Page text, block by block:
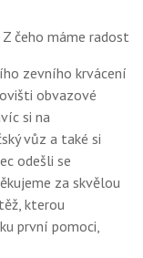
Z čeho máme radost
zevního krvácení
obvazové
si na
vůz a také si
odešli se
za skvělou
kterou
první pomoci,